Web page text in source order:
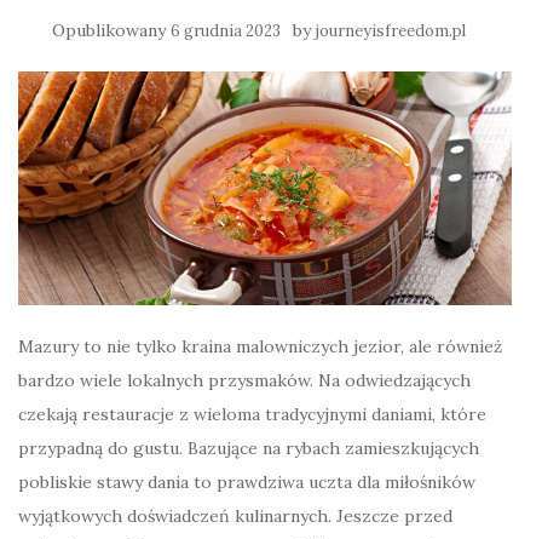
Opublikowany6 grudnia 2023 byjourneyisfreedom.pl
Mazury to nie tylko kraina malowniczych jezior, ale również
bardzo wiele lokalnych przysmaków. Na odwiedzających
czekają restauracje z wieloma tradycyjnymi daniami, które
przypadną do gustu. Bazujące na rybach zamieszkujących
pobliskie stawy dania to prawdziwa uczta dla miłośników
wyjątkowych doświadczeń kulinarnych. Jeszcze przed